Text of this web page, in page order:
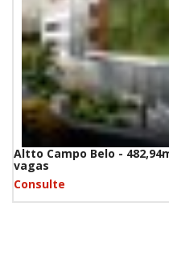
Altto Campo Belo -
vagas
Consulte